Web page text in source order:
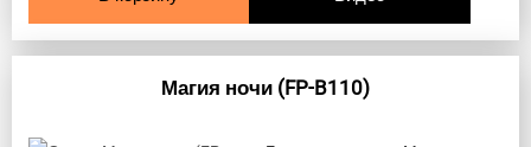
Магия ночи (FP-B110)